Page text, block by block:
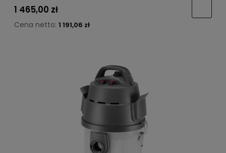
1 465,00 zł
Cena netto: 1 191,06 zł